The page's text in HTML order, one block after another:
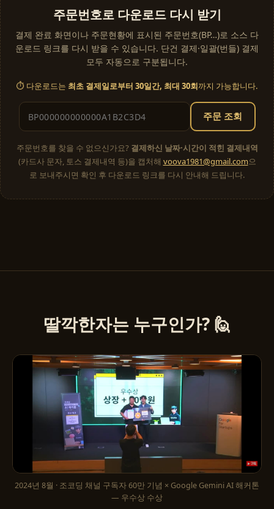
주문번호로 다운로드 다시 받기
결제 완료 화면이나 주문현황에 표시된 주문번호(BP…)로 소스 다
운로드 링크를 다시 받을 수 있습니다. 단건 결제·일괄(번들) 결제
모두 자동으로 구분됩니다.
⏱ 다운로드는 최초 결제일로부터 30일간, 최대 30회까지 가능합니다.
주문 조회
주문번호를 찾을 수 없으신가요? 결제하신 날짜·시간이 적힌 결제내역
(카드사 문자, 토스 결제내역 등)을 캡처해 voova1981@gmail.com으
로 보내주시면 확인 후 다운로드 링크를 다시 안내해 드립니다.
딸깍한자는 누구인가? 🙋
2024년 8월 · 조코딩 채널 구독자 60만 기념 × Google Gemini AI 해커톤
— 우수상 수상